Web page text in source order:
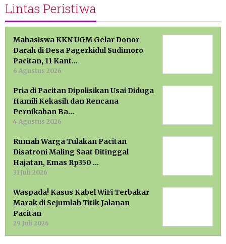
Lintas Peristiwa
Mahasiswa KKN UGM Gelar Donor
Darah di Desa Pagerkidul Sudimoro
Pacitan, 11 Kant…
6 Agustus 2026
Pria di Pacitan Dipolisikan Usai Diduga
Hamili Kekasih dan Rencana
Pernikahan Ba…
4 Agustus 2026
Rumah Warga Tulakan Pacitan
Disatroni Maling Saat Ditinggal
Hajatan, Emas Rp350 …
31 Juli 2026
Waspada! Kasus Kabel WiFi Terbakar
Marak di Sejumlah Titik Jalanan
Pacitan
29 Juli 2026